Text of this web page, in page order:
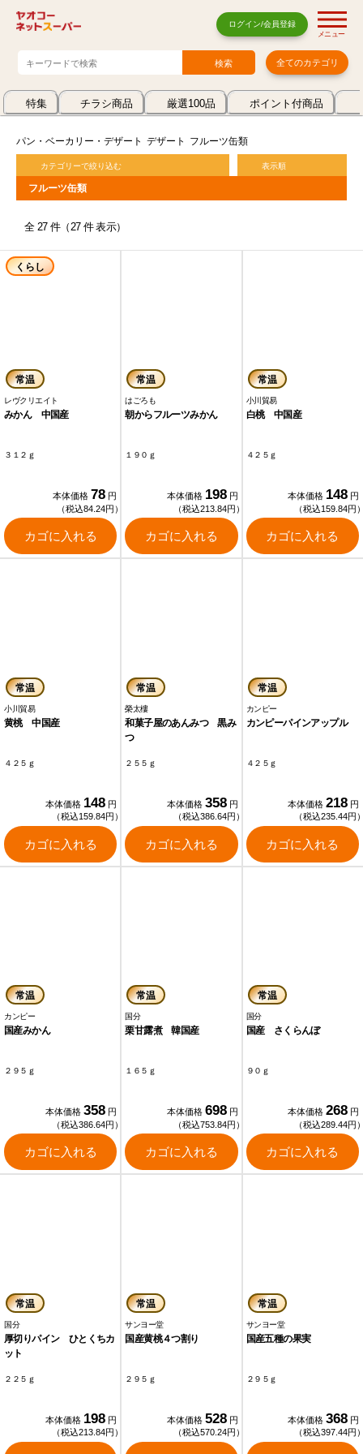
ログイン/会員登録
メニュー
全てのカテゴリ
特集 チラシ商品 厳選100品 ポイント付商品
パン・ベーカリー・デザート デザート フルーツ缶類
カテゴリーで絞り込む 表示順
フルーツ缶類
全 27 件（27 件 表示）
くらし
常温
レヴクリエイト
みかん 中国産
３１２ｇ
本体価格 78 円
（税込84.24円）
カゴに入れる
常温
はごろも
朝からフルーツみかん
１９０ｇ
本体価格 198 円
（税込213.84円）
カゴに入れる
常温
小川貿易
白桃 中国産
４２５ｇ
本体価格 148 円
（税込159.84円
カゴに入れる
常温
小川貿易
黄桃 中国産
４２５ｇ
本体価格 148 円
（税込159.84円）
カゴに入れる
常温
榮太樓
和菓子屋のあんみつ 黒み
つ
２５５ｇ
本体価格 358 円
（税込386.64円）
カゴに入れる
常温
カンピー
カンピーパインアップル
４２５ｇ
本体価格 218 円
（税込235.44円
カゴに入れる
常温
カンピー
国産みかん
２９５ｇ
本体価格 358 円
（税込386.64円）
カゴに入れる
常温
国分
栗甘露煮 韓国産
１６５ｇ
本体価格 698 円
（税込753.84円）
カゴに入れる
常温
国分
国産 さくらんぼ
９０ｇ
本体価格 268 円
（税込289.44円
カゴに入れる
常温
国分
厚切りパイン ひとくちカ
ット
２２５ｇ
本体価格 198 円
（税込213.84円）
常温
サンヨー堂
国産黄桃４つ割り
２９５ｇ
本体価格 528 円
（税込570.24円）
常温
サンヨー堂
国産五種の果実
２９５ｇ
本体価格 368 円
（税込397.44円